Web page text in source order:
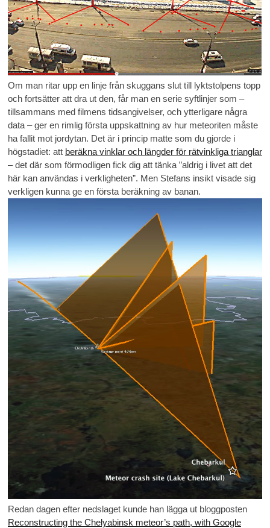
Om man ritar upp en linje från skuggans slut till lyktstolpens topp
och fortsätter att dra ut den, får man en serie syftlinjer som –
tillsammans med filmens tidsangivelser, och ytterligare några
data – ger en rimlig första uppskattning av hur meteoriten måste
ha fallit mot jordytan. Det är i princip matte som du gjorde i
högstadiet: att beräkna vinklar och längder för rätvinkliga trianglar
– det där som förmodligen fick dig att tänka ”aldrig i livet att det
här kan användas i verkligheten”. Men Stefans insikt visade sig
verkligen kunna ge en första beräkning av banan.
Redan dagen efter nedslaget kunde han lägga ut bloggposten
Reconstructing the Chelyabinsk meteor’s path, with Google